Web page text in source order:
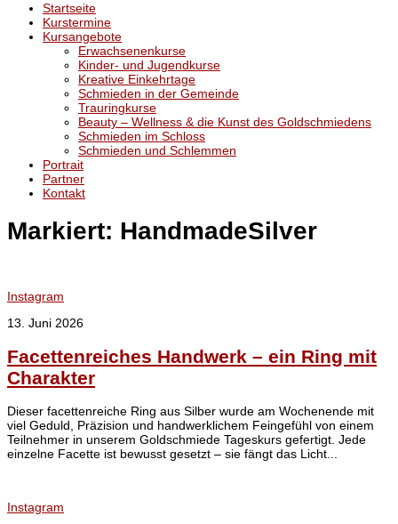
Startseite
Kurstermine
Kursangebote
Erwachsenenkurse
Kinder- und Jugendkurse
Kreative Einkehrtage
Schmieden in der Gemeinde
Trauringkurse
Beauty – Wellness & die Kunst des Goldschmiedens
Schmieden im Schloss
Schmieden und Schlemmen
Portrait
Partner
Kontakt
Markiert: HandmadeSilver
Instagram
13. Juni 2026
Facettenreiches Handwerk – ein Ring mit
Charakter
Dieser facettenreiche Ring aus Silber wurde am Wochenende mit
viel Geduld, Präzision und handwerklichem Feingefühl von einem
Teilnehmer in unserem Goldschmiede Tageskurs gefertigt. Jede
einzelne Facette ist bewusst gesetzt – sie fängt das Licht...
Instagram